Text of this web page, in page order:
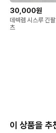
30,000원
데렉렘 시스루 긴
츠
이 상품을 추